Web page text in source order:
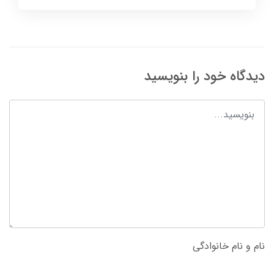
دیدگاه خود را بنویسید
نام و نام خانوادگی